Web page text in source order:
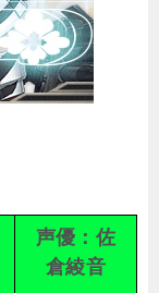
声優：佐
倉綾音